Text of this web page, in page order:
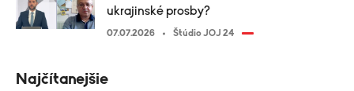
ukrajinské prosby?
07.07.2026 Štúdio JOJ 24
Najčítanejšie